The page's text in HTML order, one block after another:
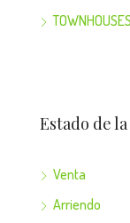
TOWNHOUSES
Estado de
Venta
Arriendo